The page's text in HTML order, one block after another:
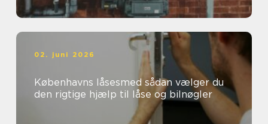
02. juni 2026
Københavns låsesmed sådan vælger du
den rigtige hjælp til låse og bilnøgler